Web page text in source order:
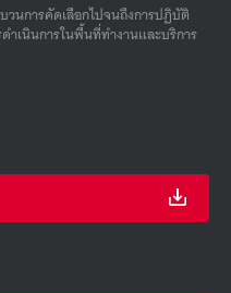
วนการคัดเลือกไปจนถึงการปฏิบัติ
าเนินการในพื้นที่ทํางานและบริการ